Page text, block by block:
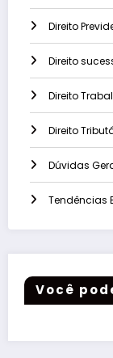
Direito
Direito
Direito
Direito
Dúvidas
Tendências
Você